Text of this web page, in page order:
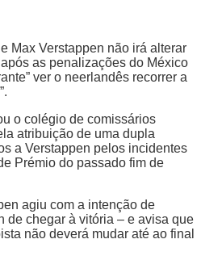
Max Verstappen não irá alterar
as penalizações do México
ver o neerlandês recorrer a
o colégio de comissários
atribuição de uma dupla
a Verstappen pelos incidentes
Prémio do passado fim de
agiu com a intenção de
de chegar à vitória – e avisa que
não deverá mudar até ao final